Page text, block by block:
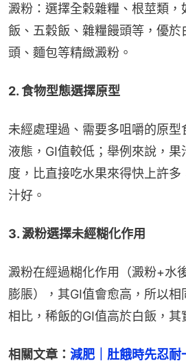
澱粉：選擇全榖雜糧、根莖類，
飯、五穀飯、雜糧饅頭等，優於
頭、麵包等精緻澱粉。
2. 食物型態選擇原型
未經處理過、需要多咀嚼的原
液態，GI值較低；舉例來說，果
度，比直接吃水果來得快上許
汁好。
3. 澱粉選擇未經糊化作用
澱粉在經過糊化作用（澱粉+水
膨脹），其GI值會愈高，所以
相比，稀飯的GI值高於白飯，其
相關文章： 減肥｜肚餓時先忍